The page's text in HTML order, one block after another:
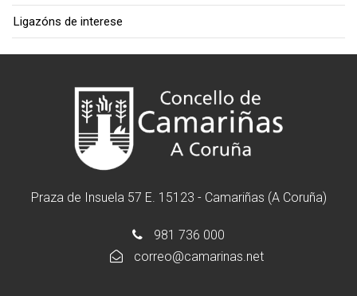
Ligazóns de interese
Praza de Insuela 57 E. 15123 - Camariñas (A Coruña)
981 736 000
correo@camarinas.net